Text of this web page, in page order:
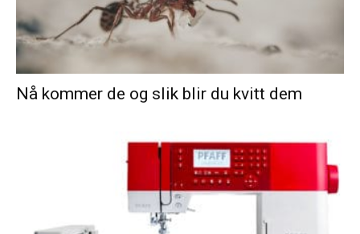
Nå kommer de og slik blir du kvitt dem